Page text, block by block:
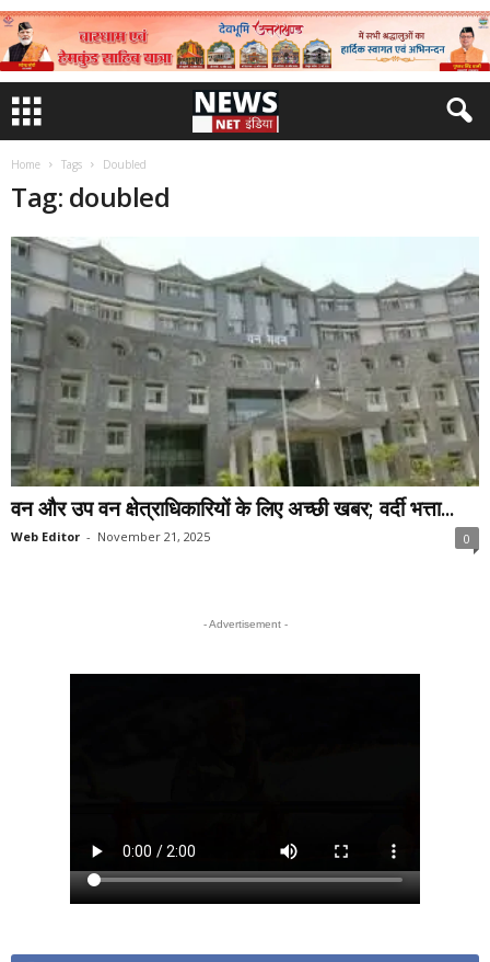
Home Tags Doubled
Tag: doubled
वन और उप वन क्षेत्राधिकारियों के लिए अच्छी खबर; वर्दी भत्ता...
Web Editor - November 21, 2025 0
- Advertisement -